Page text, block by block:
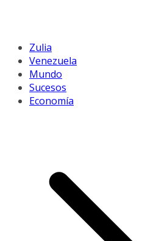
Zulia
Venezuela
Mundo
Sucesos
Economía